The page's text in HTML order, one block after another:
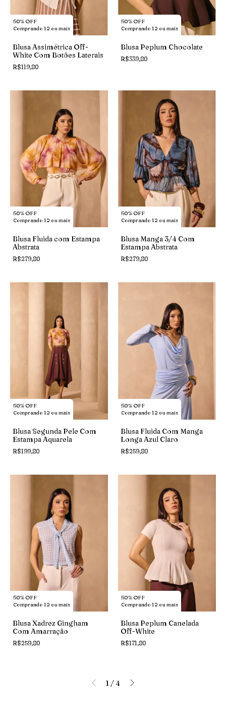
50% OFF
Comprando 12 ou mais
Blusa Assimétrica Off-
White Com Botões Laterais
R$119,80
50% OFF
Comprando 12 ou mais
Blusa Peplum Chocolate
R$339,80
50% OFF
Comprando 12 ou mais
Blusa Fluida com Estampa
Abstrata
R$279,80
50% OFF
Comprando 12 ou mais
Blusa Manga 3/4 Com
Estampa Abstrata
R$279,80
50% OFF
Comprando 12 ou mais
Blusa Segunda Pele Com
Estampa Aquarela
R$199,80
50% OFF
Comprando 12 ou mais
Blusa Fluida Com Manga
Longa Azul Claro
R$259,80
50% OFF
Comprando 12 ou mais
Blusa Xadrez Gingham
Com Amarração
R$259,80
50% OFF
Comprando 12 ou mais
Blusa Peplum Canelada
Off-White
R$171,80
1 /4